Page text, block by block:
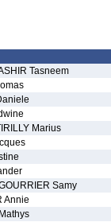
Tasneem
Marius
Samy
Annie